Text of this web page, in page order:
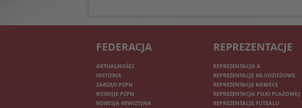
FEDERACJA
AKTUALNOŚCI
HISTORIA
ZARZĄD PZPN
KOMISJE PZPN
KOMISJA REWIZYJNA
REPREZENTACJE
REPREZENTACJA A
REPREZENTACJE MŁODZIEŻOWE
REPREZENTACJE KOBIECE
REPREZENTACJA PIŁKI PLAŻOWEJ
REPREZENTACJE FUTSALU